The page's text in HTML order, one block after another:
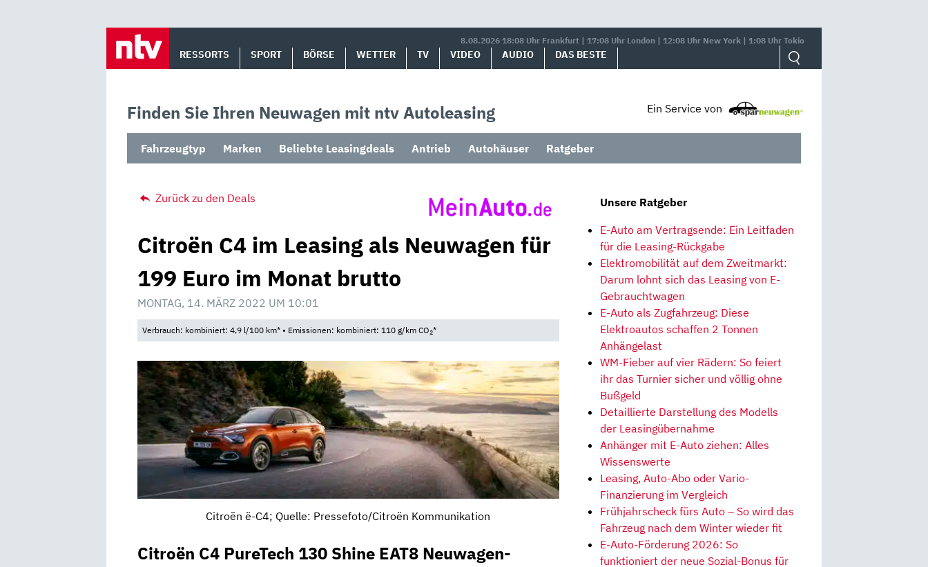
8.08.2026 18:08 Uhr Frankfurt | 17:08 Uhr London | 12:08 Uhr New York | 1:08 Uhr Tokio
RESSORTS SPORT BÖRSE WETTER TV VIDEO AUDIO DAS BESTE
Finden Sie Ihren Neuwagen mit ntv Autoleasing Ein Service von
Fahrzeugtyp Marken Beliebte Leasingdeals Antrieb Autohäuser Ratgeber
Zurück zu den Deals
Citroën C4 im Leasing als Neuwagen für
199 Euro im Monat brutto
MONTAG, 14. MÄRZ 2022 UM 10:01
Verbrauch: kombiniert: 4,9 l/100 km* • Emissionen: kombiniert: 110 g/km CO2*
Citroën ë-C4; Quelle: Pressefoto/Citroën Kommunikation
Citroën C4 PureTech 130 Shine EAT8 Neuwagen-
Unsere Ratgeber
E-Auto am Vertragsende: Ein Leitfaden
für die Leasing-Rückgabe
Elektromobilität auf dem Zweitmarkt:
Darum lohnt sich das Leasing von E-
Gebrauchtwagen
E-Auto als Zugfahrzeug: Diese
Elektroautos schaffen 2 Tonnen
Anhängelast
WM-Fieber auf vier Rädern: So feiert
ihr das Turnier sicher und völlig ohne
Bußgeld
Detaillierte Darstellung des Modells
der Leasingübernahme
Anhänger mit E-Auto ziehen: Alles
Wissenswerte
Leasing, Auto-Abo oder Vario-
Finanzierung im Vergleich
Frühjahrscheck fürs Auto – So wird das
Fahrzeug nach dem Winter wieder fit
E-Auto-Förderung 2026: So
funktioniert der neue Sozial-Bonus für